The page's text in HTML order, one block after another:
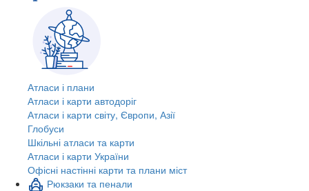
Атласи і плани
Атласи і карти автодоріг
Атласи і карти світу, Європи, Азії
Глобуси
Шкільні атласи та карти
Атласи і карти України
Офісні настінні карти та плани міст
Рюкзаки та пенали